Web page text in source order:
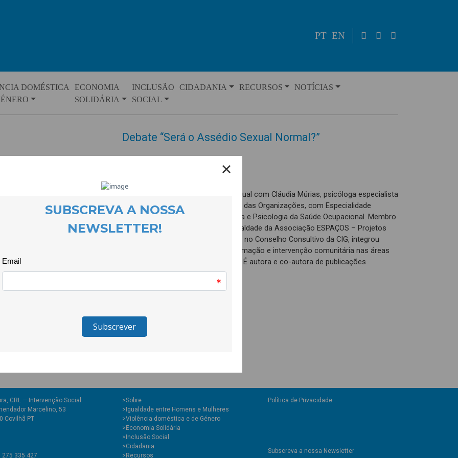
PT EN
DOMÉSTICA
ECONOMIA
SOLIDÁRIA
INCLUSÃO
SOCIAL
CIDADANIA RECURSOS NOTÍCIAS
Debate “Será o Assédio Sexual Normal?”
Debate público sobre o assédio sexual com Cláudia Múrias, psicóloga especialista
em Psicologia do Trabalho, Social e das Organizações, com Especialidade
Avançada de Psicologia Comunitária e Psicologia da Saúde Ocupacional. Membro
da direção e Conselheira para a Igualdade da Associação ESPAÇOS – Projetos
Alternativos de Mulheres e Homens no Conselho Consultivo da CIG, integrou
vários projetos de investigação, formação e intervenção comunitária nas áreas
da Igualdade e Violência de Género. É autora e co-autora de publicações
nacionais e internacionais.
CRL — Intervenção Social
Marcelino, 53
Covilhã PT
335 427
>Sobre
>Igualdade entre Homens e Mulheres
>Violência doméstica e de Género
>Economia Solidária
>Inclusão Social
>Cidadania
>Recursos
Política de Privacidade
Subscreva a nossa Newsletter